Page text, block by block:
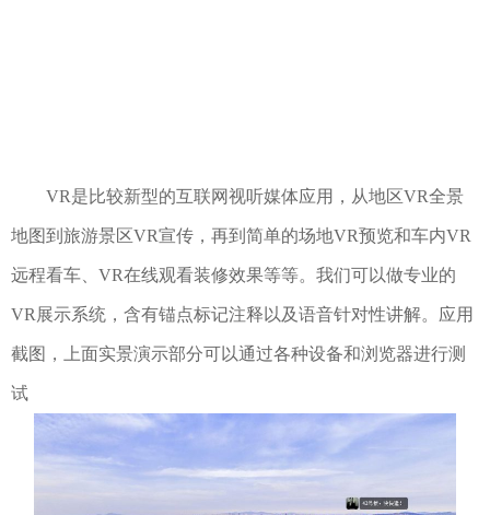
VR是比较新型的互联网视听媒体应用，从地区VR全景
地图到旅游景区VR宣传，再到简单的场地VR预览和车内VR
远程看车、VR在线观看装修效果等等。我们可以做专业的
VR展示系统，含有锚点标记注释以及语音针对性讲解。应用
截图，上面实景演示部分可以通过各种设备和浏览器进行测
试